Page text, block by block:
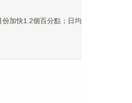
加快1.2個百分點；日均